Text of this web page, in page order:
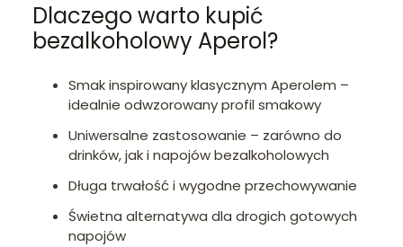
Dlaczego warto kupić
bezalkoholowy Aperol?
Smak inspirowany klasycznym Aperolem –
idealnie odwzorowany profil smakowy
Uniwersalne zastosowanie – zarówno do
drinków, jak i napojów bezalkoholowych
Długa trwałość i wygodne przechowywanie
Świetna alternatywa dla drogich gotowych
napojów